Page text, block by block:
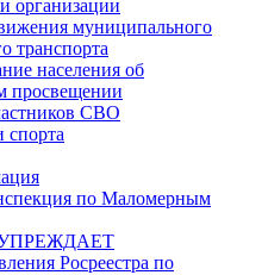
организации
муниципального
транспорта
населения об
просвещении
СВО
спорта
по Маломерным
Росреестра по